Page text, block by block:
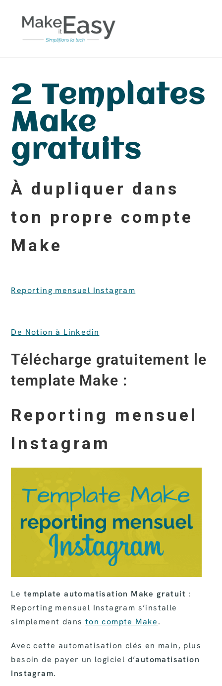
content
2 Templates
Make
gratuits
À dupliquer dans
ton propre compte
Make
Reporting mensuel Instagram
De Notion à Linkedin
Télécharge gratuitement le
template Make :
Reporting mensuel
Instagram
Le template automatisation Make gratuit :
Reporting mensuel Instagram s’installe
simplement dans ton compte Make.
Avec cette automatisation clés en main, plus
besoin de payer un logiciel d’automatisation
Instagram.